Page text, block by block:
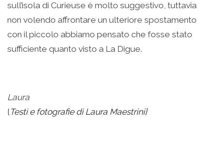
sull’isola di Curieuse è molto suggestivo, tuttavia
non volendo affrontare un ulteriore spostamento
con il piccolo abbiamo pensato che fosse stato
sufficiente quanto visto a La Digue.
Laura
{ Testi e fotografie di Laura Maestrini}